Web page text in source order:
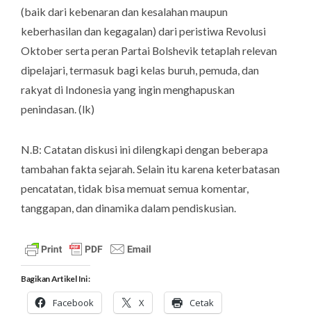
(baik dari kebenaran dan kesalahan maupun
keberhasilan dan kegagalan) dari peristiwa Revolusi
Oktober serta peran Partai Bolshevik tetaplah relevan
dipelajari, termasuk bagi kelas buruh, pemuda, dan
rakyat di Indonesia yang ingin menghapuskan
penindasan. (lk)
N.B: Catatan diskusi ini dilengkapi dengan beberapa
tambahan fakta sejarah. Selain itu karena keterbatasan
pencatatan, tidak bisa memuat semua komentar,
tanggapan, dan dinamika dalam pendiskusian.
Bagikan Artikel Ini :
Facebook X Cetak